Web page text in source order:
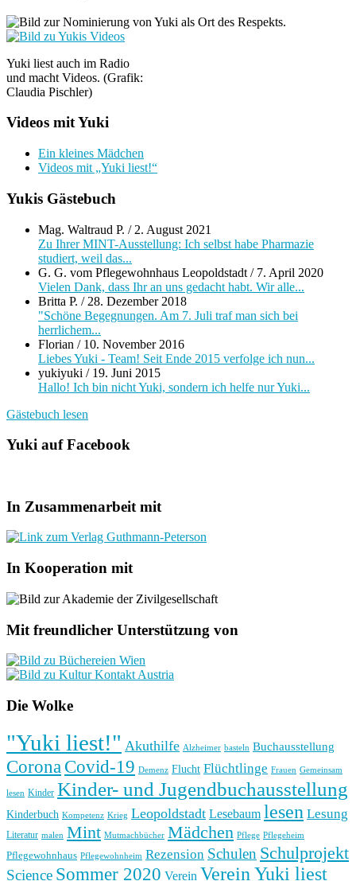
Yuki liest auch im Radio
und macht Videos. (Grafik:
Claudia Pischler)
Videos mit Yuki
Ein kleines Mädchen
Videos mit „Yuki liest!“
Yukis Gästebuch
Mag. Waltraud P. / 2. August 2021
Zu Ihrer MINT-Ausstellung: Ich selbst habe Pharmazie
studiert, weil das...
G. G. vom Pflegewohnhaus Leopoldstadt / 7. April 2020
Vielen Dank, dass Ihr an uns gedacht habt. Wir alle...
Britta P. / 28. Dezember 2018
"Schöne Begegnungen. Am 7. Juli traf man sich bei
herrlichem...
Florian / 10. November 2016
Liebes Yuki - Team! Seit Ende 2015 verfolge ich nun...
yukiyuki / 19. Juni 2015
Hallo! Ich bin nicht Yuki, sondern ich helfe nur Yuki...
Gästebuch lesen
Yuki auf Facebook
In Zusammenarbeit mit
In Kooperation mit
Mit freundlicher Unterstützung von
Die Wolke
"Yuki liest!" Akuthilfe Alzheimer basteln Buchausstellung
Corona Covid-19 Demenz Flucht Flüchtlinge Frauen Gemeinsam
lesen Kinder Kinder- und Jugendbuchausstellung
Kinderbuch Kompetenz Krieg Leopoldstadt Lesebaum lesen Lesung
Literatur malen Mint Mutmachbücher Mädchen Pflege Pflegeheim
Pflegewohnhaus Pflegewohnheim Rezension Schulen Schulprojekt
Science Sommer 2020 Verein Verein Yuki liest